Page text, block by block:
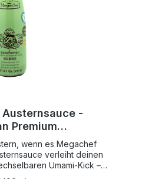
250ml Wasser einen
aufkochen lassen
mit Räuchertofu
Austernsauce -
Premium
wenn es Megachef
verleiht deinen
Umami-Kick –
Hergestellt aus